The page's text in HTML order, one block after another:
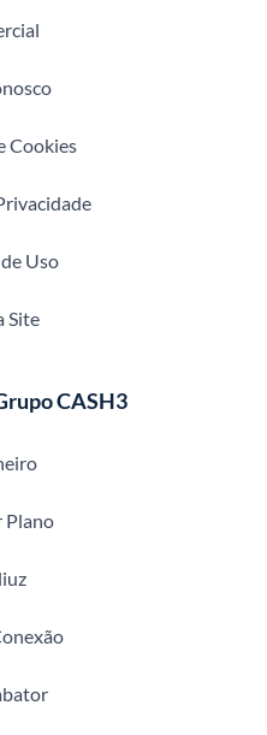
Cookies
Uso
Site
CASH3
Plano